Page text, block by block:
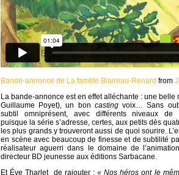
Bande-annonce de La famille Blaireau-Renard from
La bande-annonce est en effet alléchante : une belle
Guillaume Poyet), un bon castingvoix… Sans
subtil omniprésent, avec différents niveaux de
puisque la série s’adresse, certes, aux petits dès
les plus grands y trouveront aussi de quoi sourire.
en scène avec beaucoup de finesse et de subtilité
réalisateur aguerri dans le domaine de
directeur BD jeunesse aux éditions Sarbacane.
Et Éve Tharlet de rajouter : « Nos héros ont le